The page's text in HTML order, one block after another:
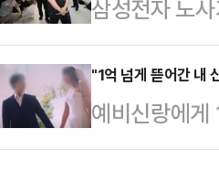
일부 노동조
익을 관철하
조합은 중앙
의사를 밝혔
중노위원장께
거부 의사를
20일 오전 사
삼성전자 노
이익을 적자
으로 나타났
하고 있지만,
구가 협상 결
"1억 넘게 뜯어간 내
예비신랑에
까지 돈을 주